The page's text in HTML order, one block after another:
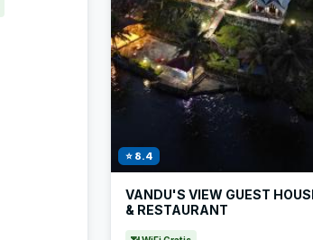
⭐ 8.4
VANDU'S VIEW GUEST
& RESTAURANT